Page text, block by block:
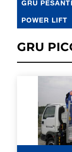
GRU PESANTI
POWER LIFT
GRU